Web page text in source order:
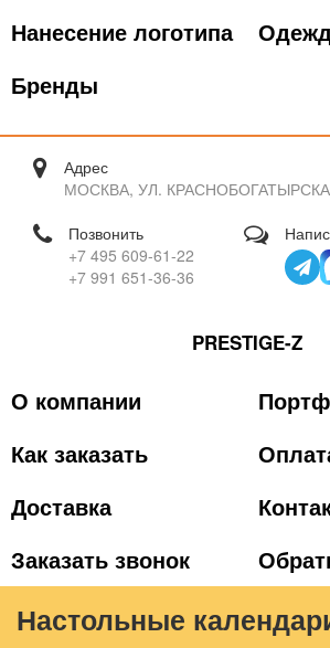
Нанесение логотипа
Бренды
Адрес
МОСКВА, УЛ.
Позвонить
+7 495 609-61-22
+7 991 651-36-36
PRESTIGE-Z
О компании
Как заказать
Доставка
Заказать звонок
Настольные